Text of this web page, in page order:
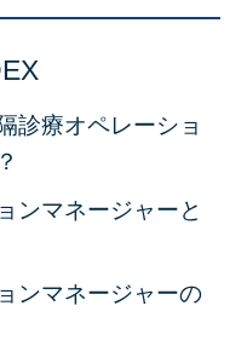
診療オペレーショ
ンマネージャーと
ンマネージャーの